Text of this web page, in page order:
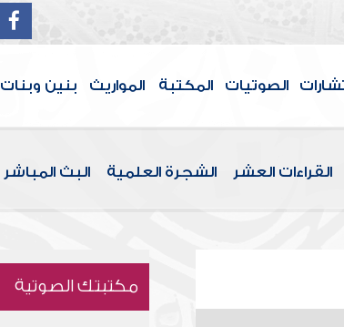
الصوتيات المكتبة المواريث بنين وبنات
القراءات العشر الشجرة العلمية البث المباشر
مكتبتك الصوتية